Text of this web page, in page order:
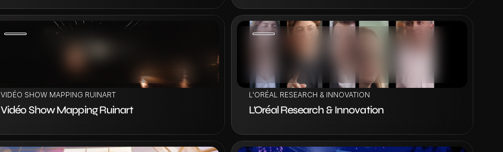
VIDÉO SHOW MAPPING RUINART
Vidéo Show Mapping Ruinart
VOIR LE PROJET
L'ORÉAL RESEARCH & INNOVATION
L'Oréal Research & Innovation